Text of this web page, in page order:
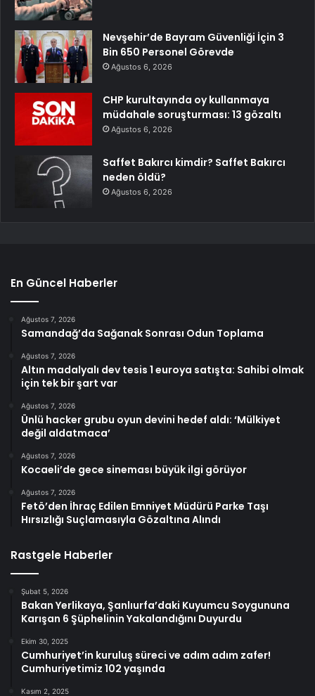
Nevşehir’de Bayram Güvenliği İçin 3
Bin 650 Personel Görevde
Ağustos 6, 2026
CHP kurultayında oy kullanmaya
müdahale soruşturması: 13 gözaltı
Ağustos 6, 2026
Saffet Bakırcı kimdir? Saffet Bakırcı
neden öldü?
Ağustos 6, 2026
En Güncel Haberler
Ağustos 7, 2026
Samandağ’da Sağanak Sonrası Odun Toplama
Ağustos 7, 2026
Altın madalyalı dev tesis 1 euroya satışta: Sahibi olmak
için tek bir şart var
Ağustos 7, 2026
Ünlü hacker grubu oyun devini hedef aldı: ‘Mülkiyet
değil aldatmaca’
Ağustos 7, 2026
Kocaeli’de gece sineması büyük ilgi görüyor
Ağustos 7, 2026
Fetö’den İhraç Edilen Emniyet Müdürü Parke Taşı
Hırsızlığı Suçlamasıyla Gözaltına Alındı
Rastgele Haberler
Şubat 5, 2026
Bakan Yerlikaya, Şanlıurfa’daki Kuyumcu Soygununa
Karışan 6 Şüphelinin Yakalandığını Duyurdu
Ekim 30, 2025
Cumhuriyet’in kuruluş süreci ve adım adım zafer!
Cumhuriyetimiz 102 yaşında
Kasım 2, 2025